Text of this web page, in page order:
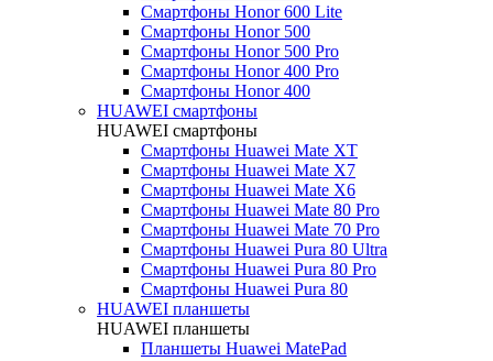
Смартфоны Honor 600 Lite
Смартфоны Honor 500
Смартфоны Honor 500 Pro
Смартфоны Honor 400 Pro
Смартфоны Honor 400
HUAWEI cмартфоны
HUAWEI cмартфоны
Смартфоны Huawei Mate XT
Смартфоны Huawei Mate X7
Смартфоны Huawei Mate X6
Смартфоны Huawei Mate 80 Pro
Смартфоны Huawei Mate 70 Pro
Смартфоны Huawei Pura 80 Ultra
Смартфоны Huawei Pura 80 Pro
Смартфоны Huawei Pura 80
HUAWEI планшеты
HUAWEI планшеты
Планшеты Huawei MatePad